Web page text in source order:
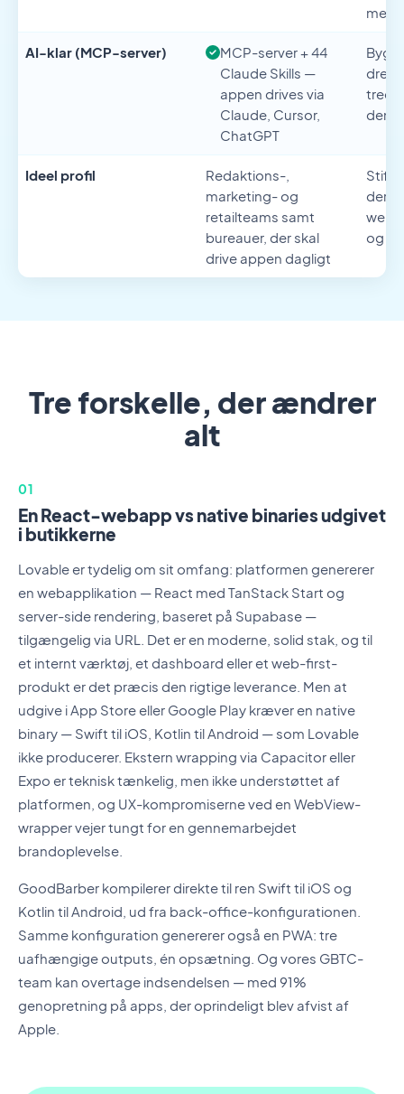
med
AI-klar (MCP-server)
MCP-server + 44
Claude Skills —
appen drives via
Claude, Cursor,
ChatGPT
den
Ideel profil
Redaktions-,
marketing- og
retailteams samt
bureauer, der skal
drive appen dagligt
der
og
Tre forskelle, der ændrer
alt
01
En React-webapp vs native binaries udgivet
i butikkerne
Lovable er tydelig om sit omfang: platformen genererer
en webapplikation — React med TanStack Start og
server-side rendering, baseret på Supabase —
tilgængelig via URL. Det er en moderne, solid stak, og til
et internt værktøj, et dashboard eller et web-first-
produkt er det præcis den rigtige leverance. Men at
udgive i App Store eller Google Play kræver en native
binary — Swift til iOS, Kotlin til Android — som Lovable
ikke producerer. Ekstern wrapping via Capacitor eller
Expo er teknisk tænkelig, men ikke understøttet af
platformen, og UX-kompromiserne ved en WebView-
wrapper vejer tungt for en gennemarbejdet
brandoplevelse.
GoodBarber kompilerer direkte til ren Swift til iOS og
Kotlin til Android, ud fra back-office-konfigurationen.
Samme konfiguration genererer også en PWA: tre
uafhængige outputs, én opsætning. Og vores GBTC-
team kan overtage indsendelsen — med 91%
genopretning på apps, der oprindeligt blev afvist af
Apple.